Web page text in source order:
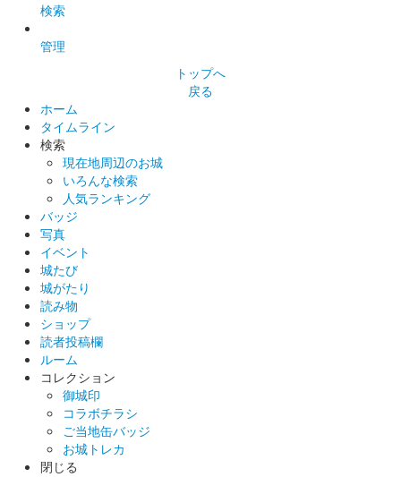
検索
管理
トップへ
戻る
ホーム
タイムライン
検索
現在地周辺のお城
いろんな検索
人気ランキング
バッジ
写真
イベント
城たび
城がたり
読み物
ショップ
読者投稿欄
ルーム
コレクション
御城印
コラボチラシ
ご当地缶バッジ
お城トレカ
閉じる